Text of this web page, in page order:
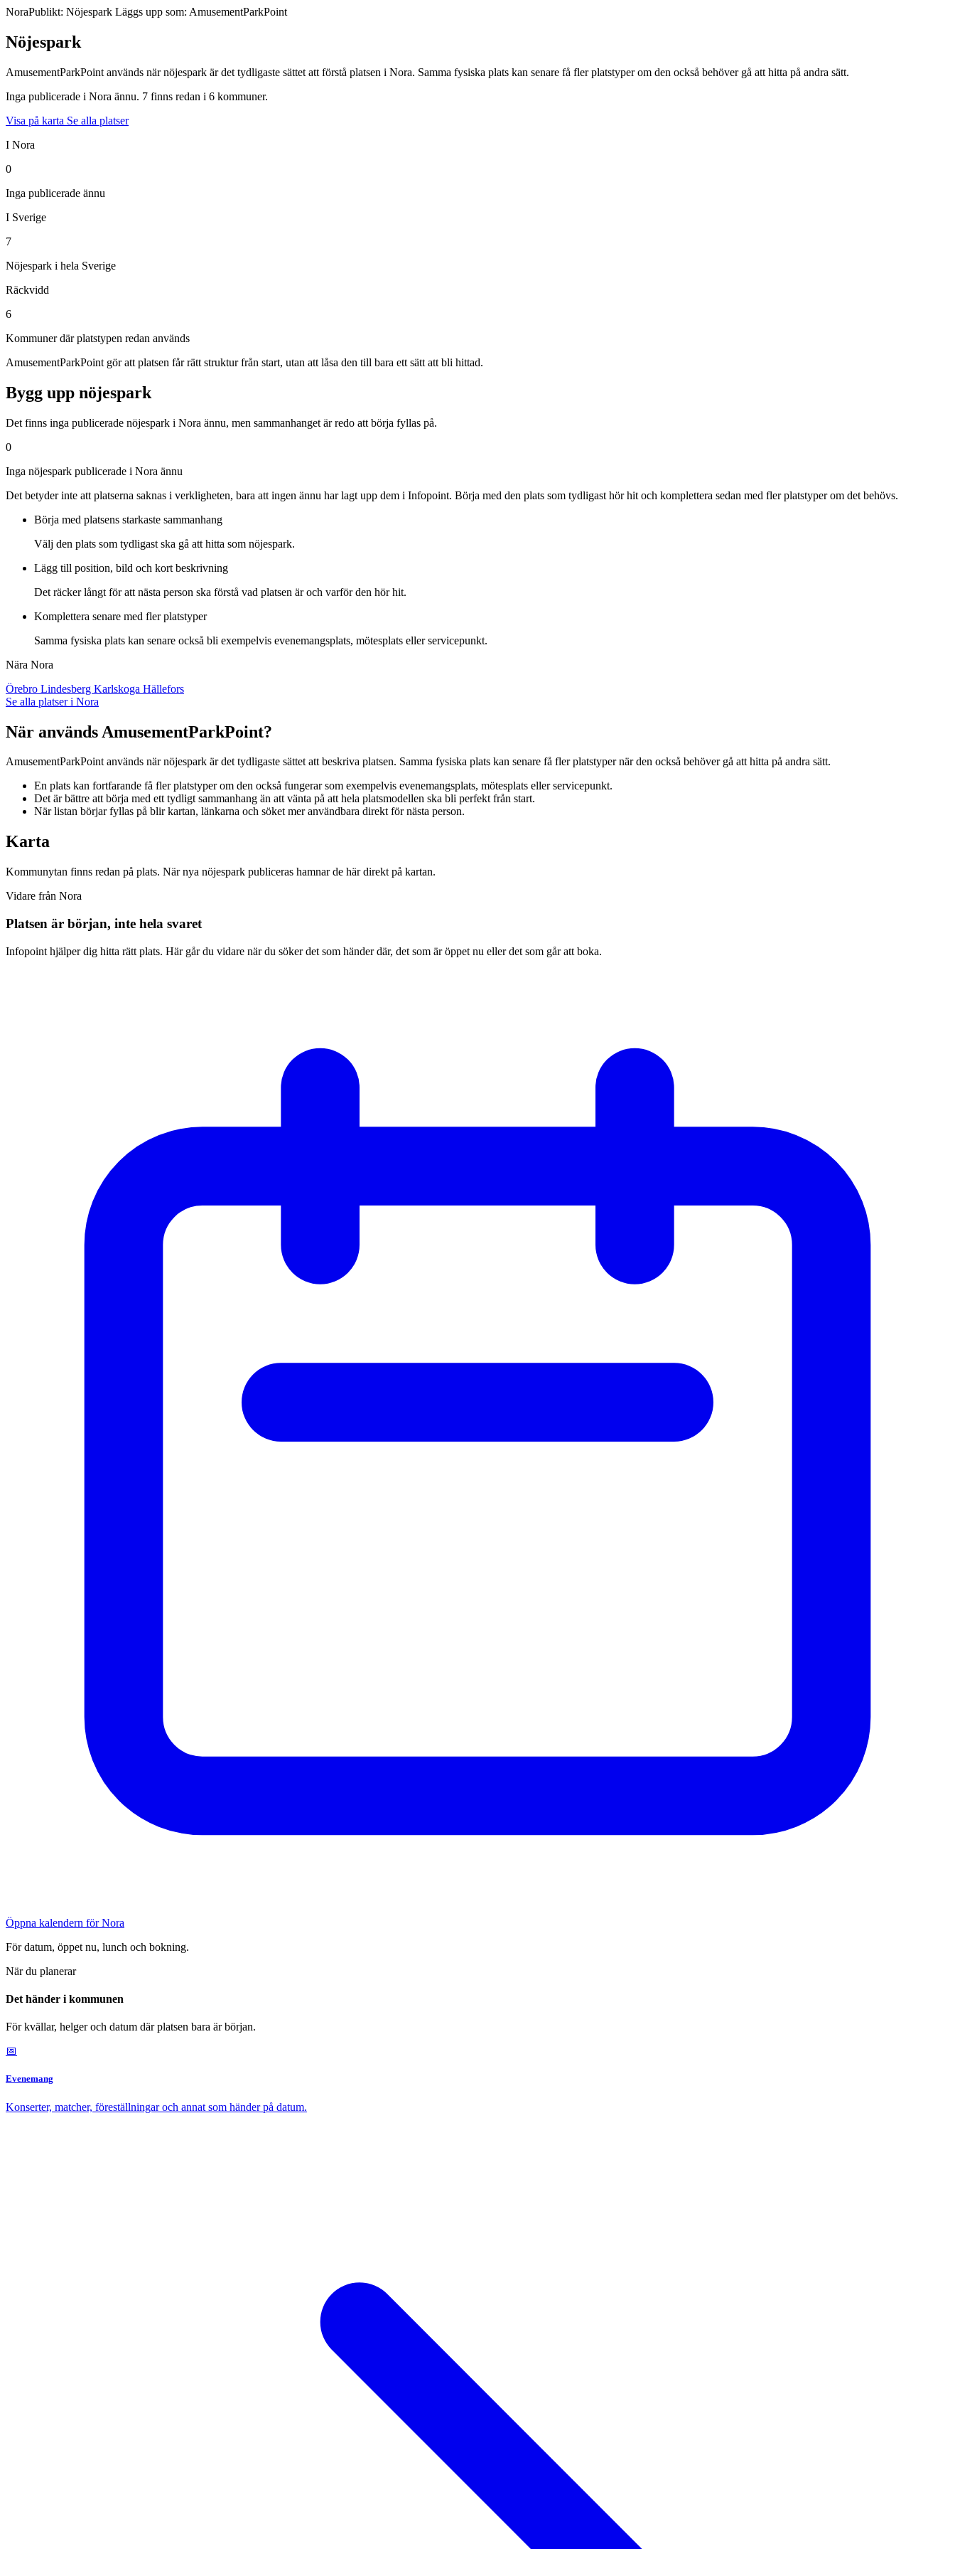
NoraPublikt: Nöjespark Läggs upp som: AmusementParkPoint
Nöjespark
AmusementParkPoint används när nöjespark är det tydligaste sättet att förstå platsen i Nora. Samma fysiska plats kan senare få fler platstyper om den också behöver gå att hitta på andra sätt.
Inga publicerade i Nora ännu. 7 finns redan i 6 kommuner.
Visa på karta Se alla platser
I Nora
0
Inga publicerade ännu
I Sverige
7
Nöjespark i hela Sverige
Räckvidd
6
Kommuner där platstypen redan används
AmusementParkPoint gör att platsen får rätt struktur från start, utan att låsa den till bara ett sätt att bli hittad.
Bygg upp nöjespark
Det finns inga publicerade nöjespark i Nora ännu, men sammanhanget är redo att börja fyllas på.
0
Inga nöjespark publicerade i Nora ännu
Det betyder inte att platserna saknas i verkligheten, bara att ingen ännu har lagt upp dem i Infopoint. Börja med den plats som tydligast hör hit och komplettera sedan med fler platstyper om det behövs.
Börja med platsens starkaste sammanhang
Välj den plats som tydligast ska gå att hitta som nöjespark.
Lägg till position, bild och kort beskrivning
Det räcker långt för att nästa person ska förstå vad platsen är och varför den hör hit.
Komplettera senare med fler platstyper
Samma fysiska plats kan senare också bli exempelvis evenemangsplats, mötesplats eller servicepunkt.
Nära Nora
Örebro Lindesberg Karlskoga Hällefors
Se alla platser i Nora
När används AmusementParkPoint?
AmusementParkPoint används när nöjespark är det tydligaste sättet att beskriva platsen. Samma fysiska plats kan senare få fler platstyper när den också behöver gå att hitta på andra sätt.
En plats kan fortfarande få fler platstyper om den också fungerar som exempelvis evenemangsplats, mötesplats eller servicepunkt.
Det är bättre att börja med ett tydligt sammanhang än att vänta på att hela platsmodellen ska bli perfekt från start.
När listan börjar fyllas på blir kartan, länkarna och söket mer användbara direkt för nästa person.
Karta
Kommunytan finns redan på plats. När nya nöjespark publiceras hamnar de här direkt på kartan.
Vidare från Nora
Platsen är början, inte hela svaret
Infopoint hjälper dig hitta rätt plats. Här går du vidare när du söker det som händer där, det som är öppet nu eller det som går att boka.
Öppna kalendern för Nora
För datum, öppet nu, lunch och bokning.
När du planerar
Det händer i kommunen
För kvällar, helger och datum där platsen bara är början.
📅
Evenemang
Konserter, matcher, föreställningar och annat som händer på datum.